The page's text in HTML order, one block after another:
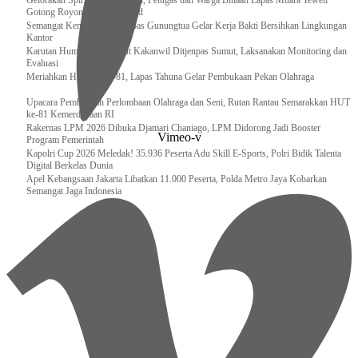
Gotong Royong Kurve Masjid
Semangat Kemerdekaan, Lapas Gunungtua Gelar Kerja Bakti Bersihkan Lingkungan
Kantor
Karutan Humbahas Sambut Kakanwil Ditjenpas Sumut, Laksanakan Monitoring dan
Evaluasi
Meriahkan HUT RI ke-81, Lapas Tahuna Gelar Pembukaan Pekan Olahraga
Upacara Pembukaan Perlombaan Olahraga dan Seni, Rutan Rantau Semarakkan HUT
ke-81 Kemerdekaan RI
Rakernas LPM 2026 Dibuka Djamari Chaniago, LPM Didorong Jadi Booster
Program Pemerintah
Kapolri Cup 2026 Meledak! 35.936 Peserta Adu Skill E-Sports, Polri Bidik Talenta
Digital Berkelas Dunia
Apel Kebangsaan Jakarta Libatkan 11.000 Peserta, Polda Metro Jaya Kobarkan
Semangat Jaga Indonesia
Vimeo-v